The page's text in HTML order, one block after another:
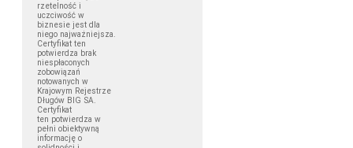
rzetelność i
uczciwość w
biznesie jest dla
niego najważniejsza.
Certyfikat ten
potwierdza brak
niespłaconych
zobowiązań
notowanych w
Krajowym Rejestrze
Długów BIG SA.
Certyfikat
ten potwierdza w
pełni obiektywną
informację o